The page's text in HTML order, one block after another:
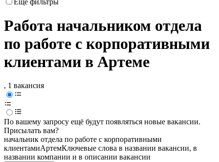
Работа начальником отдела
по работе с корпоративными
клиентами в Артеме
, 1 вакансия
По вашему запросу ещё будут появляться новые вакансии.
Присылать вам?
начальник отдела по работе с корпоративными
клиентамиАртемКлючевые слова в названии вакансии, в
названии компании и в описании вакансии